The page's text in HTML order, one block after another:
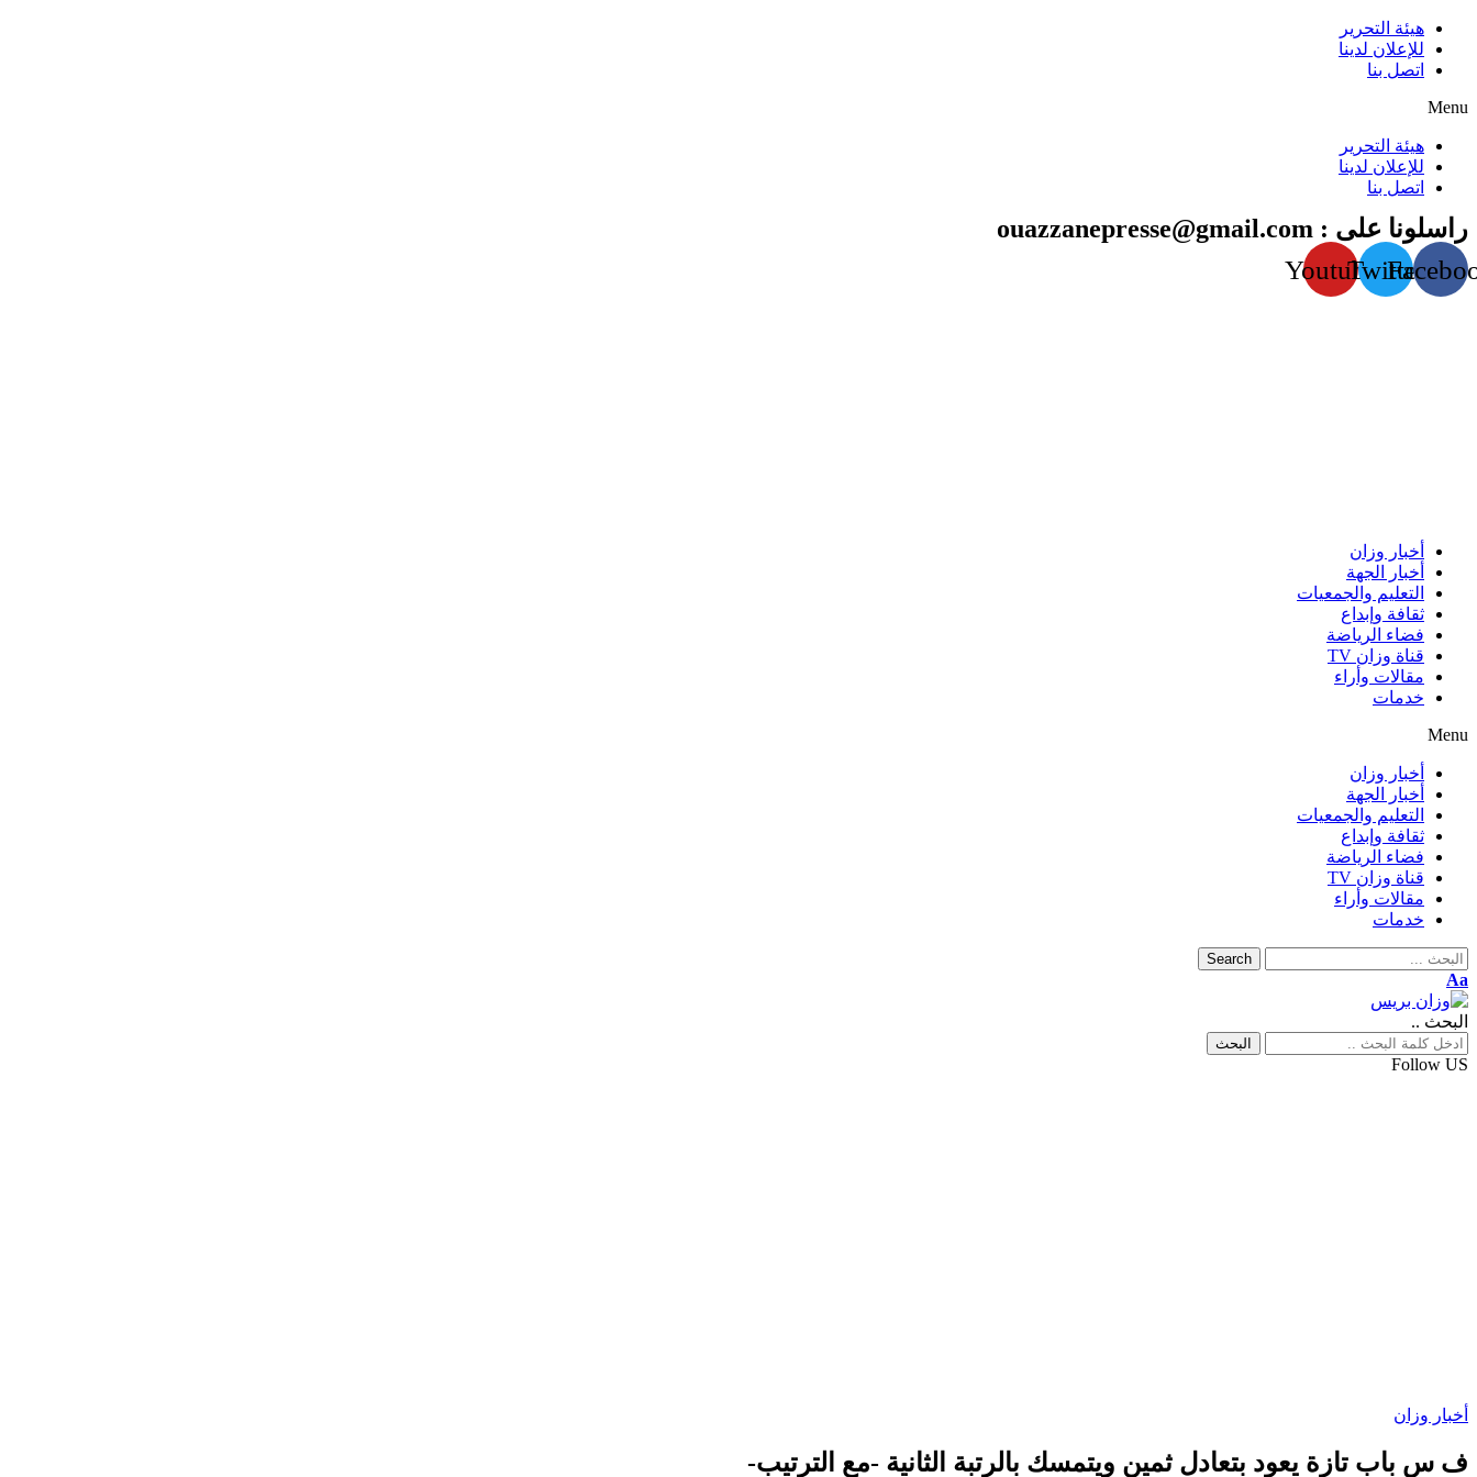
هيئة التحرير
للإعلان لدينا
اتصل بنا
Menu
هيئة التحرير
للإعلان لدينا
اتصل بنا
راسلونا على : ouazzanepresse@gmail.com
Twitter
Youtube
أخبار وزان
أخبار الجهة
التعليم والجمعيات
ثقافة وإبداع
فضاء الرياضة
قناة وزان TV
مقالات وأراء
خدمات
Menu
أخبار وزان
أخبار الجهة
التعليم والجمعيات
ثقافة وإبداع
فضاء الرياضة
قناة وزان TV
مقالات وأراء
خدمات
Search
Aa
البحث ..
Follow US
أخبار وزان
ف س باب تازة يعود بتعادل ثمين ويتمسك بالرتبة الثانية -مع الترتيب-